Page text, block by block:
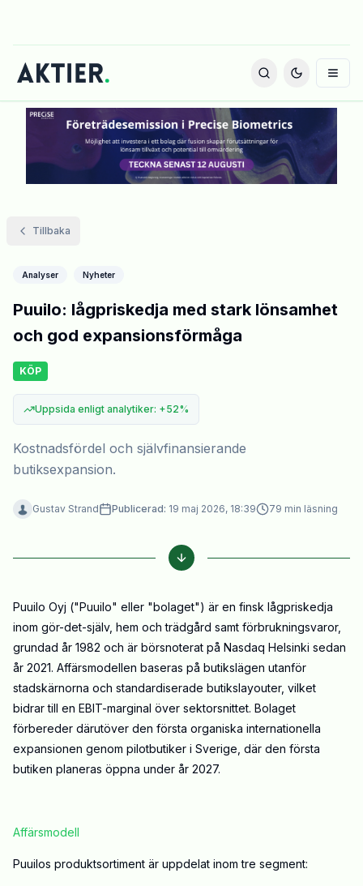
Tillbaka
Analyser Nyheter
Puuilo: lågpriskedja med stark lönsamhet
och god expansionsförmåga
KÖP
Uppsida enligt analytiker: +52%
Kostnadsfördel och självfinansierande
butiksexpansion.
Gustav Strand Publicerad: 19 maj 2026, 18:39 79 min läsning
Puuilo Oyj ("Puuilo" eller "bolaget") är en finsk lågpriskedja
inom gör-det-själv, hem och trädgård samt förbrukningsvaror,
grundad år 1982 och är börsnoterat på Nasdaq Helsinki sedan
år 2021. Affärsmodellen baseras på butikslägen utanför
stadskärnorna och standardiserade butikslayouter, vilket
bidrar till en EBIT-marginal över sektorsnittet. Bolaget
förbereder därutöver den första organiska internationella
expansionen genom pilotbutiker i Sverige, där den första
butiken planeras öppna under år 2027.
Affärsmodell
Puuilos produktsortiment är uppdelat inom tre segment: